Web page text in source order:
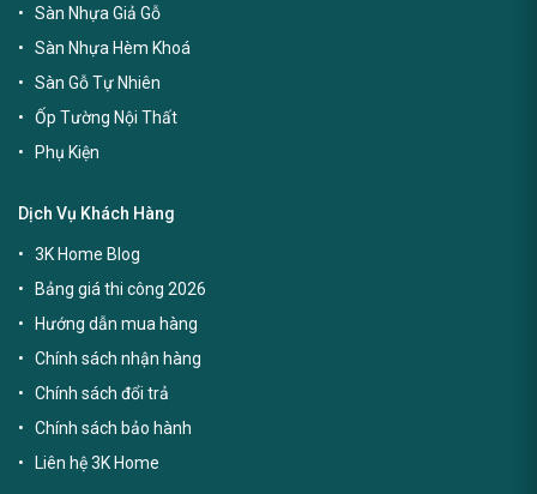
Sàn Nhựa Giả Gỗ
Sàn Nhựa Hèm Khoá
Sàn Gỗ Tự Nhiên
Ốp Tường Nội Thất
Phụ Kiện
Dịch Vụ Khách Hàng
3K Home Blog
Bảng giá thi công 2026
Hướng dẫn mua hàng
Chính sách nhận hàng
Chính sách đổi trả
Chính sách bảo hành
Liên hệ 3K Home